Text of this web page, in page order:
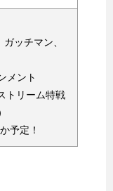
ッチマン、
メント
トリーム特戦
予定！